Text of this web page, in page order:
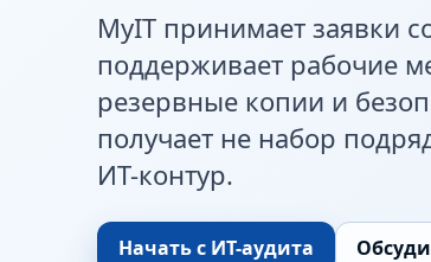
MyIT принимает заявки
поддерживает рабочие
резервные копии и
получает не набор
ИТ-контур.
Начать с ИТ-аудита